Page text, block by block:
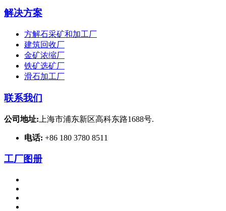
解决方案
方解石采矿和加工厂
建筑回收厂
金矿浓缩厂
铁矿选矿厂
滑石加工厂
联系我们
公司地址: 上海市浦东新区高科东路1688号.
电话: +86 180 3780 8511
工厂图册